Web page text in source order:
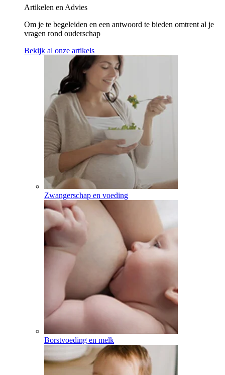
Artikelen en Advies
Om je te begeleiden en een antwoord te bieden omtrent al je
vragen rond ouderschap
Bekijk al onze artikels
Zwangerschap en voeding
Borstvoeding en melk